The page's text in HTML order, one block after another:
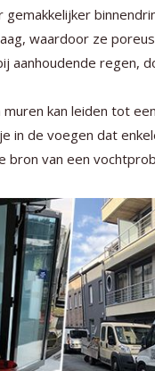
waardoor ze
aanhoudende regen,
kan leiden tot
in de voegen dat
bron van een